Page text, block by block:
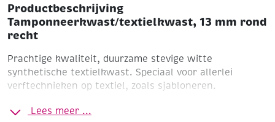
Productbeschrijving
Tamponneerkwast/textielkwast, 13 mm rond
recht
Prachtige kwaliteit, duurzame stevige witte
synthetische textielkwast. Speciaal voor allerlei
verftechnieken op textiel, zoals sjabloneren.
Stevig wit synthetisch haar
Lees meer ...